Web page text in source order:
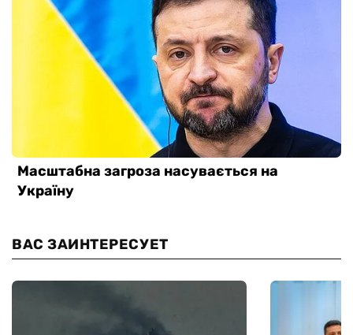
ВАС ЗАИНТЕРЕСУЕТ